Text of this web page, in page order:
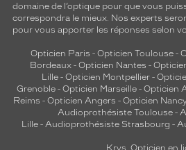
domaine de l’optique pour que vous
correspondra le mieux. Nos experts
pour vous apporter les réponses selon
Opticien Paris - Opticien Toulouse-
Bordeaux- Opticien Nantes -
Lille - Opticien Montpellier -
Grenoble - Opticien Marseille - Opticien
Reims - Opticien Angers - Opticien
Audioprothésiste Toulouse-
Lille- Audioprothésiste Strasbourg -
Krys, Opticien en